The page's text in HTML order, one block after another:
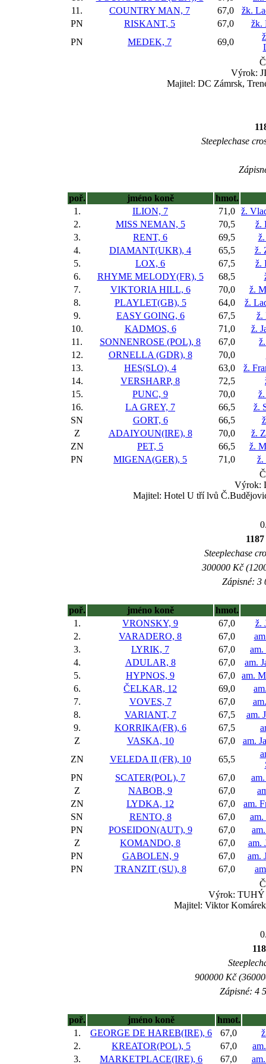
11.
COUNTRY MAN, 7 67,0
žk.
PN
RISKANT, 5 67,0
žk.
PN
MEDEK, 7 69,0
Výrok:
Majitel: DC Zámrsk,
Steeplechase
poř. jméno koně
hmot.
1.
ILION, 7 71,0 ž.
2.
MISS NEMAN, 5 70,5
ž.
3.
RENT, 6 69,5
4.
DIAMANT(UKR), 4 65,5
ž.
5.
LOX, 6 67,5
ž.
6.
RHYME MELODY(FR), 5 68,5
7.
VIKTORIA HILL, 6 70,0
ž.
8.
PLAYLET(GB), 5 64,0
ž.
9.
EASY GOING, 6 67,5
ž.
10.
KADMOS, 6 71,0
ž.
11.
SONNENROSE (POL), 8 67,0
12.
ORNELLA (GDR), 8 70,0
13.
HES(SLO), 4 63,0
ž.
14.
VERSHARP, 8 72,5
15.
PUNC, 9 70,0
16.
LA GREY, 7 66,5
ž.
SN
GORT, 6 66,5
Z
ADAIYOUN(IRE), 8 70,0
ž.
ZN
PET, 5 66,5
ž.
PN
MIGENA(GER), 5 71,0
ž.
Výrok:
Majitel: Hotel U tří lvů
Steeplechase
300000 Kč
Zápisné: 3
poř. jméno koně
hmot.
1.
VRONSKY, 9 67,0
ž.
2.
VARADERO, 8 67,0
3.
LYRIK, 7 67,0
am.
4.
ADULAR, 8 67,0
am.
5.
HYPNOS, 9 67,0
am.
6.
ČELKAR, 12 69,0
7.
VOVES, 7 67,0
8.
VARIANT, 7 67,5
am.
9.
KORRIKA(FR), 6 67,5
Z
VASKA, 10 67,0
am.
ZN
VELEDA II (FR), 10 65,5
PN
SCATER(POL), 7 67,0
Z
NABOB, 9 67,0
ZN
LYDKA, 12 67,0
am.
SN
RENTO, 8 67,0
am.
PN
POSEIDON(AUT), 9 67,0
Z
KOMANDO, 8 67,0
am.
PN
GABOLEN, 9 67,0
am.
PN
TRANZIT (SU), 8 67,0
Výrok: TUHÝ
Majitel: Viktor
900000 Kč
Zápisné: 4
poř. jméno koně
hmot.
1.
GEORGE DE HAREB(IRE), 6 67,0
2.
KREATOR(POL), 5 67,0
3.
MARKETPLACE(IRE), 6 67,0